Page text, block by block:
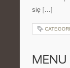
się […]
MENU